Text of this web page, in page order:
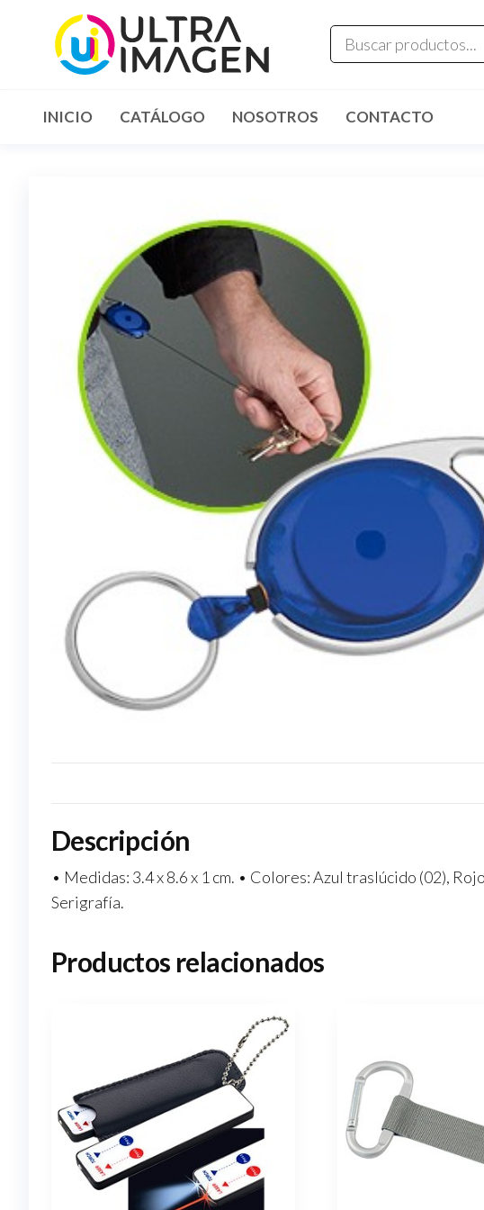
INICIO CATÁLOGO NOSOTROS CONTACTO
Descripción
• Medidas: 3.4 x 8.6 x 1 cm. • Colores: Azul traslúcido (02),
Serigrafía.
Productos relacionados